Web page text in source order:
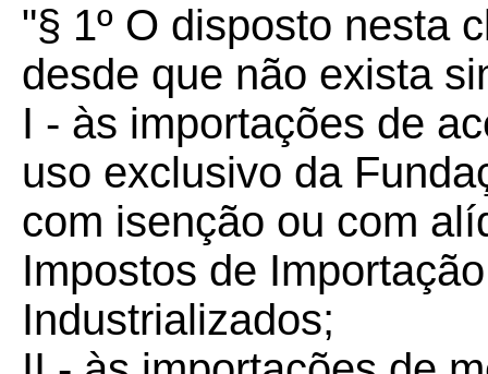
"§ 1º O disposto nesta
desde que não exista
I - às importações de
uso exclusivo da
com isenção ou com
Impostos de
Industrializados;